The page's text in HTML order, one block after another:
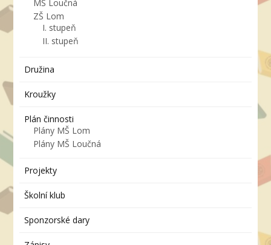
MŠ Loučná
ZŠ Lom
I. stupeň
II. stupeň
Družina
Kroužky
Plán činnosti
Plány MŠ Lom
Plány MŠ Loučná
Projekty
Školní klub
Sponzorské dary